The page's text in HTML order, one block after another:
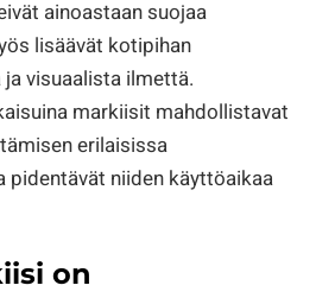
ainoastaan suojaa
lisäävät kotipihan
visuaalista ilmettä.
markiisit mahdollistavat
erilaisissa
pidentävät niiden käyttöaikaa
on